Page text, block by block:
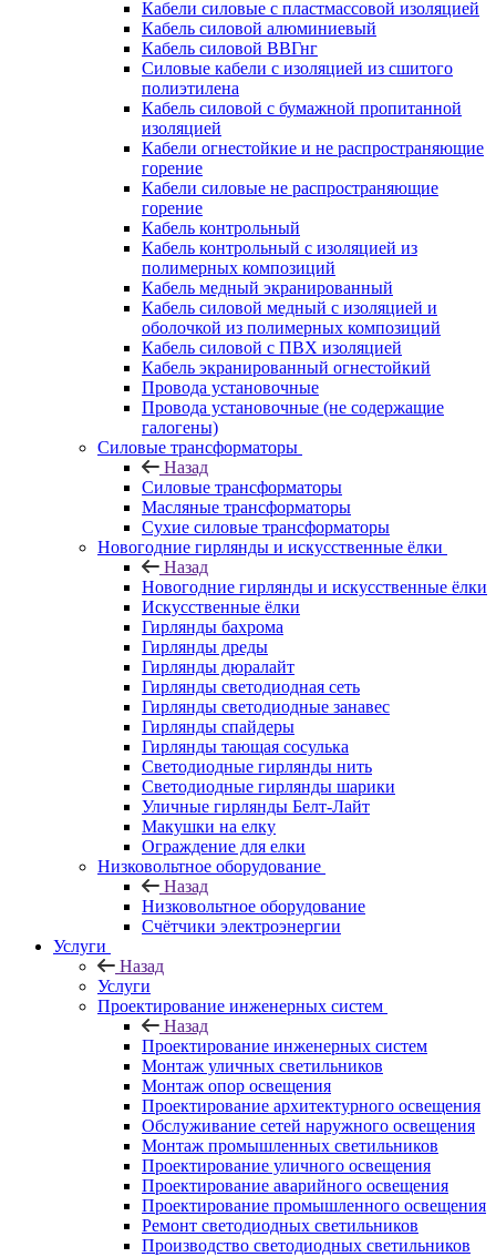
Кабели силовые с пластмассовой изоляцией
Кабель силовой алюминиевый
Кабель силовой ВВГнг
Силовые кабели с изоляцией из сшитого
полиэтилена
Кабель силовой с бумажной пропитанной
изоляцией
Кабели огнестойкие и не распространяющие
горение
Кабели силовые не распространяющие
горение
Кабель контрольный
Кабель контрольный с изоляцией из
полимерных композиций
Кабель медный экранированный
Кабель силовой медный с изоляцией и
оболочкой из полимерных композиций
Кабель силовой с ПВХ изоляцией
Кабель экранированный огнестойкий
Провода установочные
Провода установочные (не содержащие
галогены)
Силовые трансформаторы
Назад
Силовые трансформаторы
Масляные трансформаторы
Сухие силовые трансформаторы
Новогодние гирлянды и искусственные ёлки
Назад
Новогодние гирлянды и искусственные ёлки
Искусственные ёлки
Гирлянды бахрома
Гирлянды дреды
Гирлянды дюралайт
Гирлянды светодиодная сеть
Гирлянды светодиодные занавес
Гирлянды спайдеры
Гирлянды тающая сосулька
Светодиодные гирлянды нить
Светодиодные гирлянды шарики
Уличные гирлянды Белт-Лайт
Макушки на елку
Ограждение для елки
Низковольтное оборудование
Назад
Низковольтное оборудование
Счётчики электроэнергии
Услуги
Назад
Услуги
Проектирование инженерных систем
Назад
Проектирование инженерных систем
Монтаж уличных светильников
Монтаж опор освещения
Проектирование архитектурного освещения
Обслуживание сетей наружного освещения
Монтаж промышленных светильников
Проектирование уличного освещения
Проектирование аварийного освещения
Проектирование промышленного освещения
Ремонт светодиодных светильников
Производство светодиодных светильников